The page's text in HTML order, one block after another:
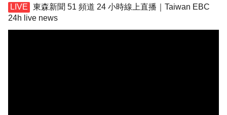
東森新聞 51 頻道 24 小時線上直播｜Taiwan EBC
24h live news